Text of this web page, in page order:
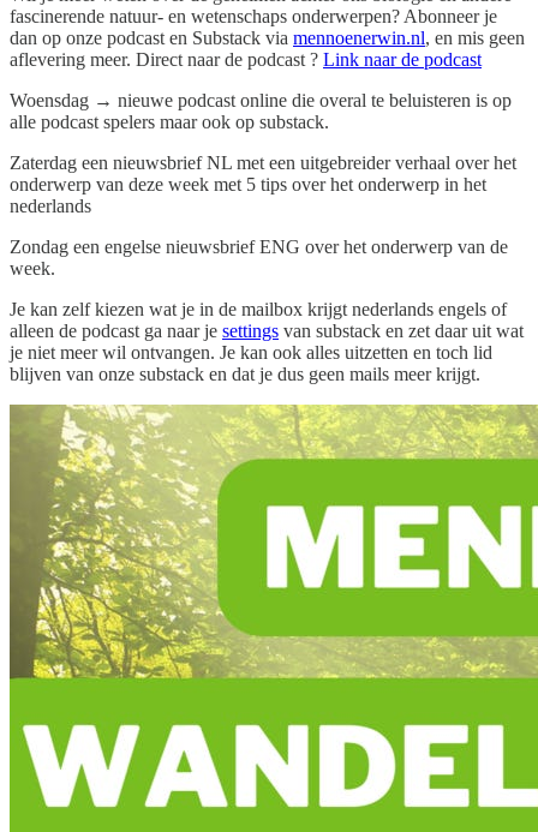
fascinerende natuur- en wetenschaps onderwerpen? Abonneer je
dan op onze podcast en Substack via mennoenerwin.nl, en mis geen
aflevering meer. Direct naar de podcast ? Link naar de podcast
Woensdag → nieuwe podcast online die overal te beluisteren is op
alle podcast spelers maar ook op substack.
Zaterdag een nieuwsbrief NL met een uitgebreider verhaal over het
onderwerp van deze week met 5 tips over het onderwerp in het
nederlands
Zondag een engelse nieuwsbrief ENG over het onderwerp van de
week.
Je kan zelf kiezen wat je in de mailbox krijgt nederlands engels of
alleen de podcast ga naar je settings van substack en zet daar uit wat
je niet meer wil ontvangen. Je kan ook alles uitzetten en toch lid
blijven van onze substack en dat je dus geen mails meer krijgt.